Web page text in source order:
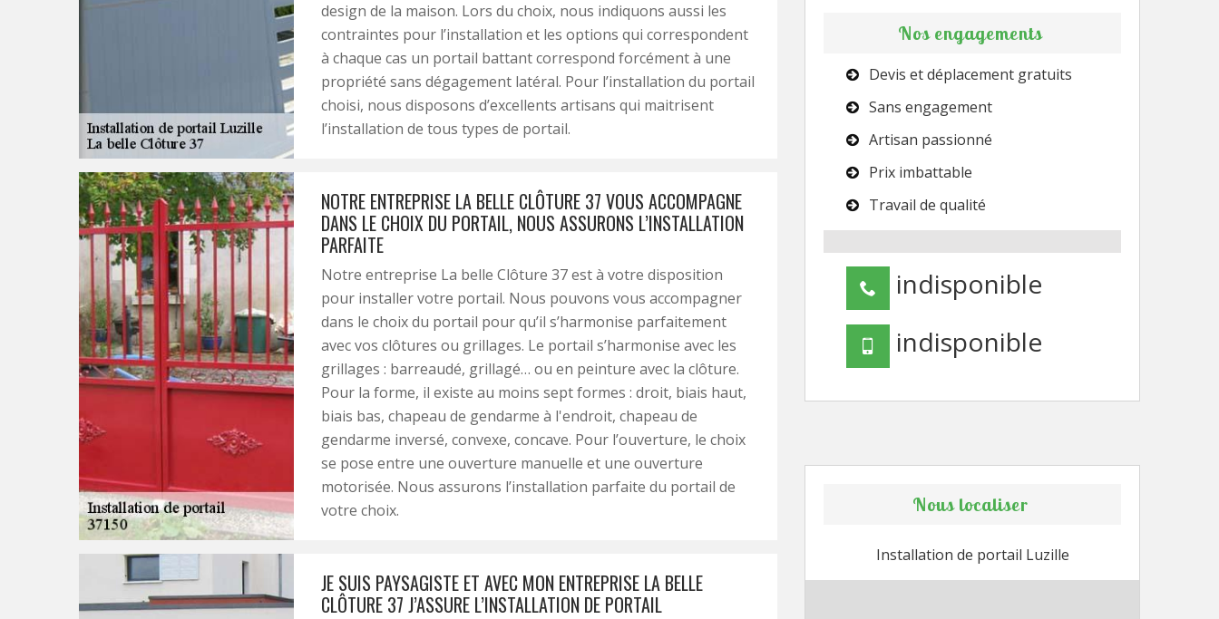
design de la maison. Lors du choix, nous indiquons aussi les
contraintes pour l’installation et les options qui correspondent
à chaque cas un portail battant correspond forcément à une
propriété sans dégagement latéral. Pour l’installation du portail
choisi, nous disposons d’excellents artisans qui maitrisent
l’installation de tous types de portail.
NOTRE ENTREPRISE LA BELLE CLÔTURE 37 VOUS ACCOMPAGNE
DANS LE CHOIX DU PORTAIL, NOUS ASSURONS L’INSTALLATION
PARFAITE
Notre entreprise La belle Clôture 37 est à votre disposition
pour installer votre portail. Nous pouvons vous accompagner
dans le choix du portail pour qu’il s’harmonise parfaitement
avec vos clôtures ou grillages. Le portail s’harmonise avec les
grillages : barreaudé, grillagé… ou en peinture avec la clôture.
Pour la forme, il existe au moins sept formes : droit, biais haut,
biais bas, chapeau de gendarme à l'endroit, chapeau de
gendarme inversé, convexe, concave. Pour l’ouverture, le choix
se pose entre une ouverture manuelle et une ouverture
motorisée. Nous assurons l’installation parfaite du portail de
votre choix.
JE SUIS PAYSAGISTE ET AVEC MON ENTREPRISE LA BELLE
CLÔTURE 37 J’ASSURE L’INSTALLATION DE PORTAIL
Nos engagements
Devis et déplacement gratuits
Sans engagement
Artisan passionné
Prix imbattable
Travail de qualité
indisponible
indisponible
Nous localiser
Installation de portail Luzille